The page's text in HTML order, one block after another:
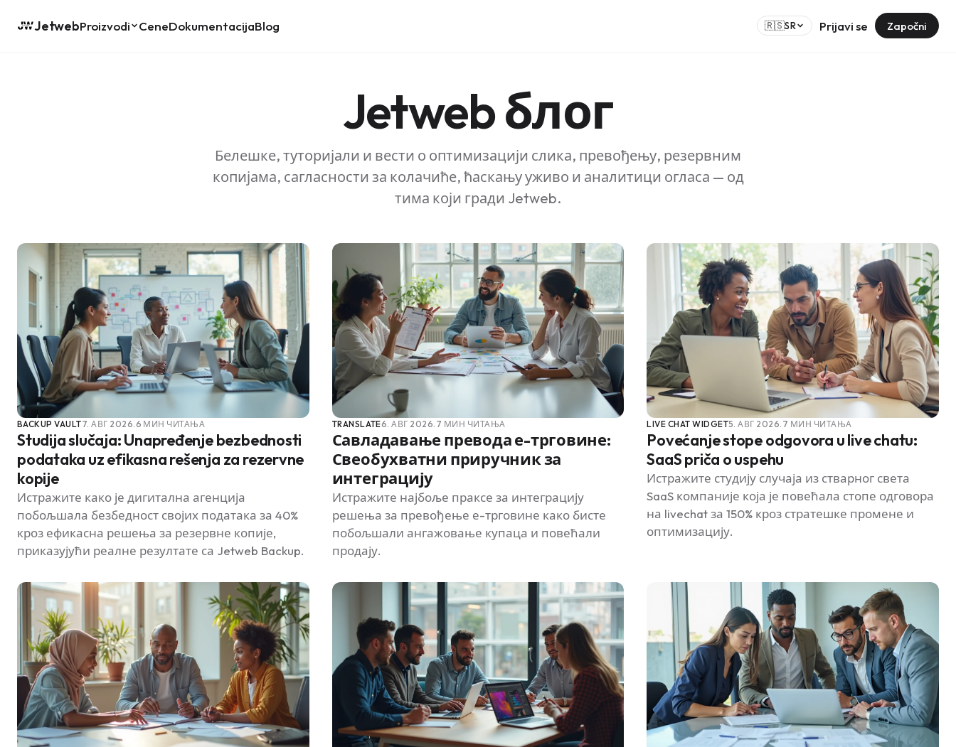
JetwebProizvodi CeneDokumentacijaBlog 🇷🇸SR Prijavi se Započni
Jetweb блог
Белешке, туторијали и вести о оптимизацији слика, превођењу, резервним
копијама, сагласности за колачиће, ћаскању уживо и аналитици огласа — од
тима који гради Jetweb.
BACKUP VAULT7. АВГ 2026. 6 МИН ЧИТАЊА
Studija slučaja: Unapređenje bezbednosti
podataka uz efikasna rešenja za rezervne
kopije
Истражите како је дигитална агенција
побољшала безбедност својих података за 40%
кроз ефикасна решења за резервне копије,
приказујући реалне резултате са Jetweb Backup.
TRANSLATE6. АВГ 2026. 7 МИН ЧИТАЊА
Савладавање превода е-трговине:
Свеобухватни приручник за
интеграцију
Истражите најбоље праксе за интеграцију
решења за превођење е-трговине како бисте
побољшали ангажовање купаца и повећали
продају.
LIVE CHAT WIDGET5. АВГ 2026. 7 МИН ЧИТАЊА
Povećanje stope odgovora u live chatu:
SaaS priča o uspehu
Истражите студију случаја из стварног света
SaaS компаније која је повећала стопе одговора
на livechat за 150% кроз стратешке промене и
оптимизацију.